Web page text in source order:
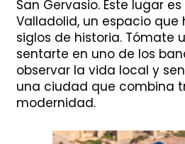
San Gervasio. Este lugar
Valladolid, un espacio
siglos de historia. Tómate
sentarte en uno de los
observar la vida local y
una ciudad que combina
modernidad.